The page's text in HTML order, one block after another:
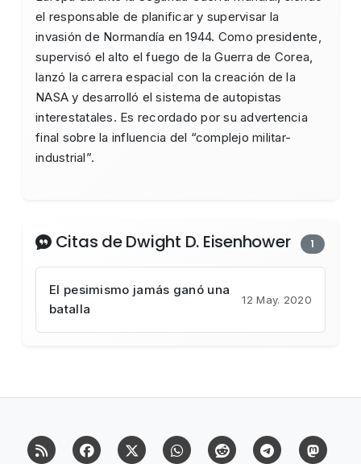
el responsable de planificar y supervisar la
invasión de Normandía en 1944. Como presidente,
supervisó el alto el fuego de la Guerra de Corea,
lanzó la carrera espacial con la creación de la
NASA y desarrolló el sistema de autopistas
interestatales. Es recordado por su advertencia
final sobre la influencia del “complejo militar-
industrial”.
Citas de Dwight D. Eisenhower 1
El pesimismo jamás ganó una
batalla
12 May. 2020
RSS FacebookX (Twitter)Whatsapp Reddit Telegram